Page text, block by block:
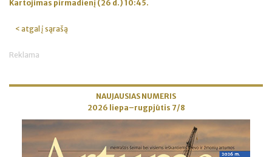
Kartojimas pirmadienį (26 d.) 10:45.
< atgal į sąrašą
Reklama
NAUJAUSIAS NUMERIS
2026 liepa–rugpjūtis 7/8